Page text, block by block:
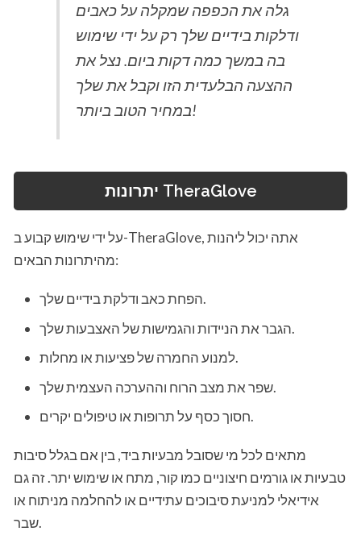
גלה את הכפפה שמקלה על כאבים
ודלקות בידיים שלך רק על ידי שימוש
בה במשך כמה דקות ביום. נצל את
ההצעה הבלעדית הזו וקבל את שלך
במחיר הטוב ביותר!
יתרונות TheraGlove
על ידי שימוש קבוע ב-TheraGlove, אתה יכול ליהנות
מהיתרונות הבאים:
הפחת כאב ודלקת בידיים שלך.
הגבר את הניידות והגמישות של האצבעות שלך.
למנוע החמרה של פציעות או מחלות.
שפר את מצב הרוח וההערכה העצמית שלך.
חסוך כסף על תרופות או טיפולים יקרים.
מתאים לכל מי שסובל מבעיות ביד, בין אם בגלל סיבות
טבעיות או גורמים חיצוניים כמו קור, מתח או שימוש יתר. זה גם
אידיאלי למניעת סיבוכים עתידיים או להחלמה מניתוח או
שבר.